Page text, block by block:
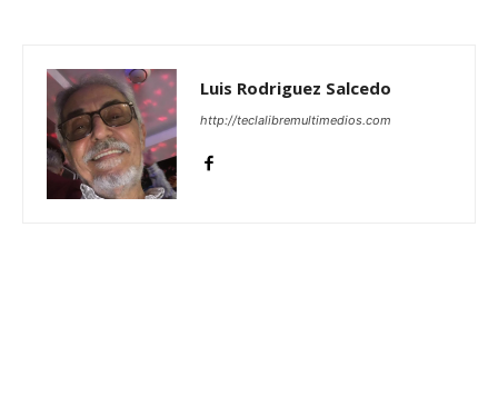
Luis Rodriguez Salcedo
http://teclalibremultimedios.com